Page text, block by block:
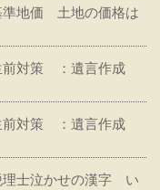
地価 土地の価格は
前対策 ：遺言作成
前対策 ：遺言作成
士泣かせの漢字 い